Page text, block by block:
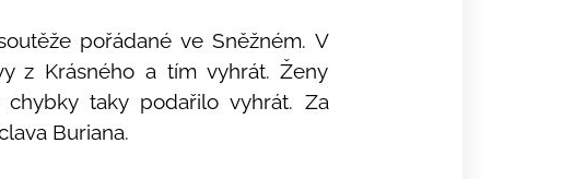
pořádané ve Sněžném. V
z Krásného a tím vyhrát. Ženy
taky podařilo vyhrát. Za
Buriana.